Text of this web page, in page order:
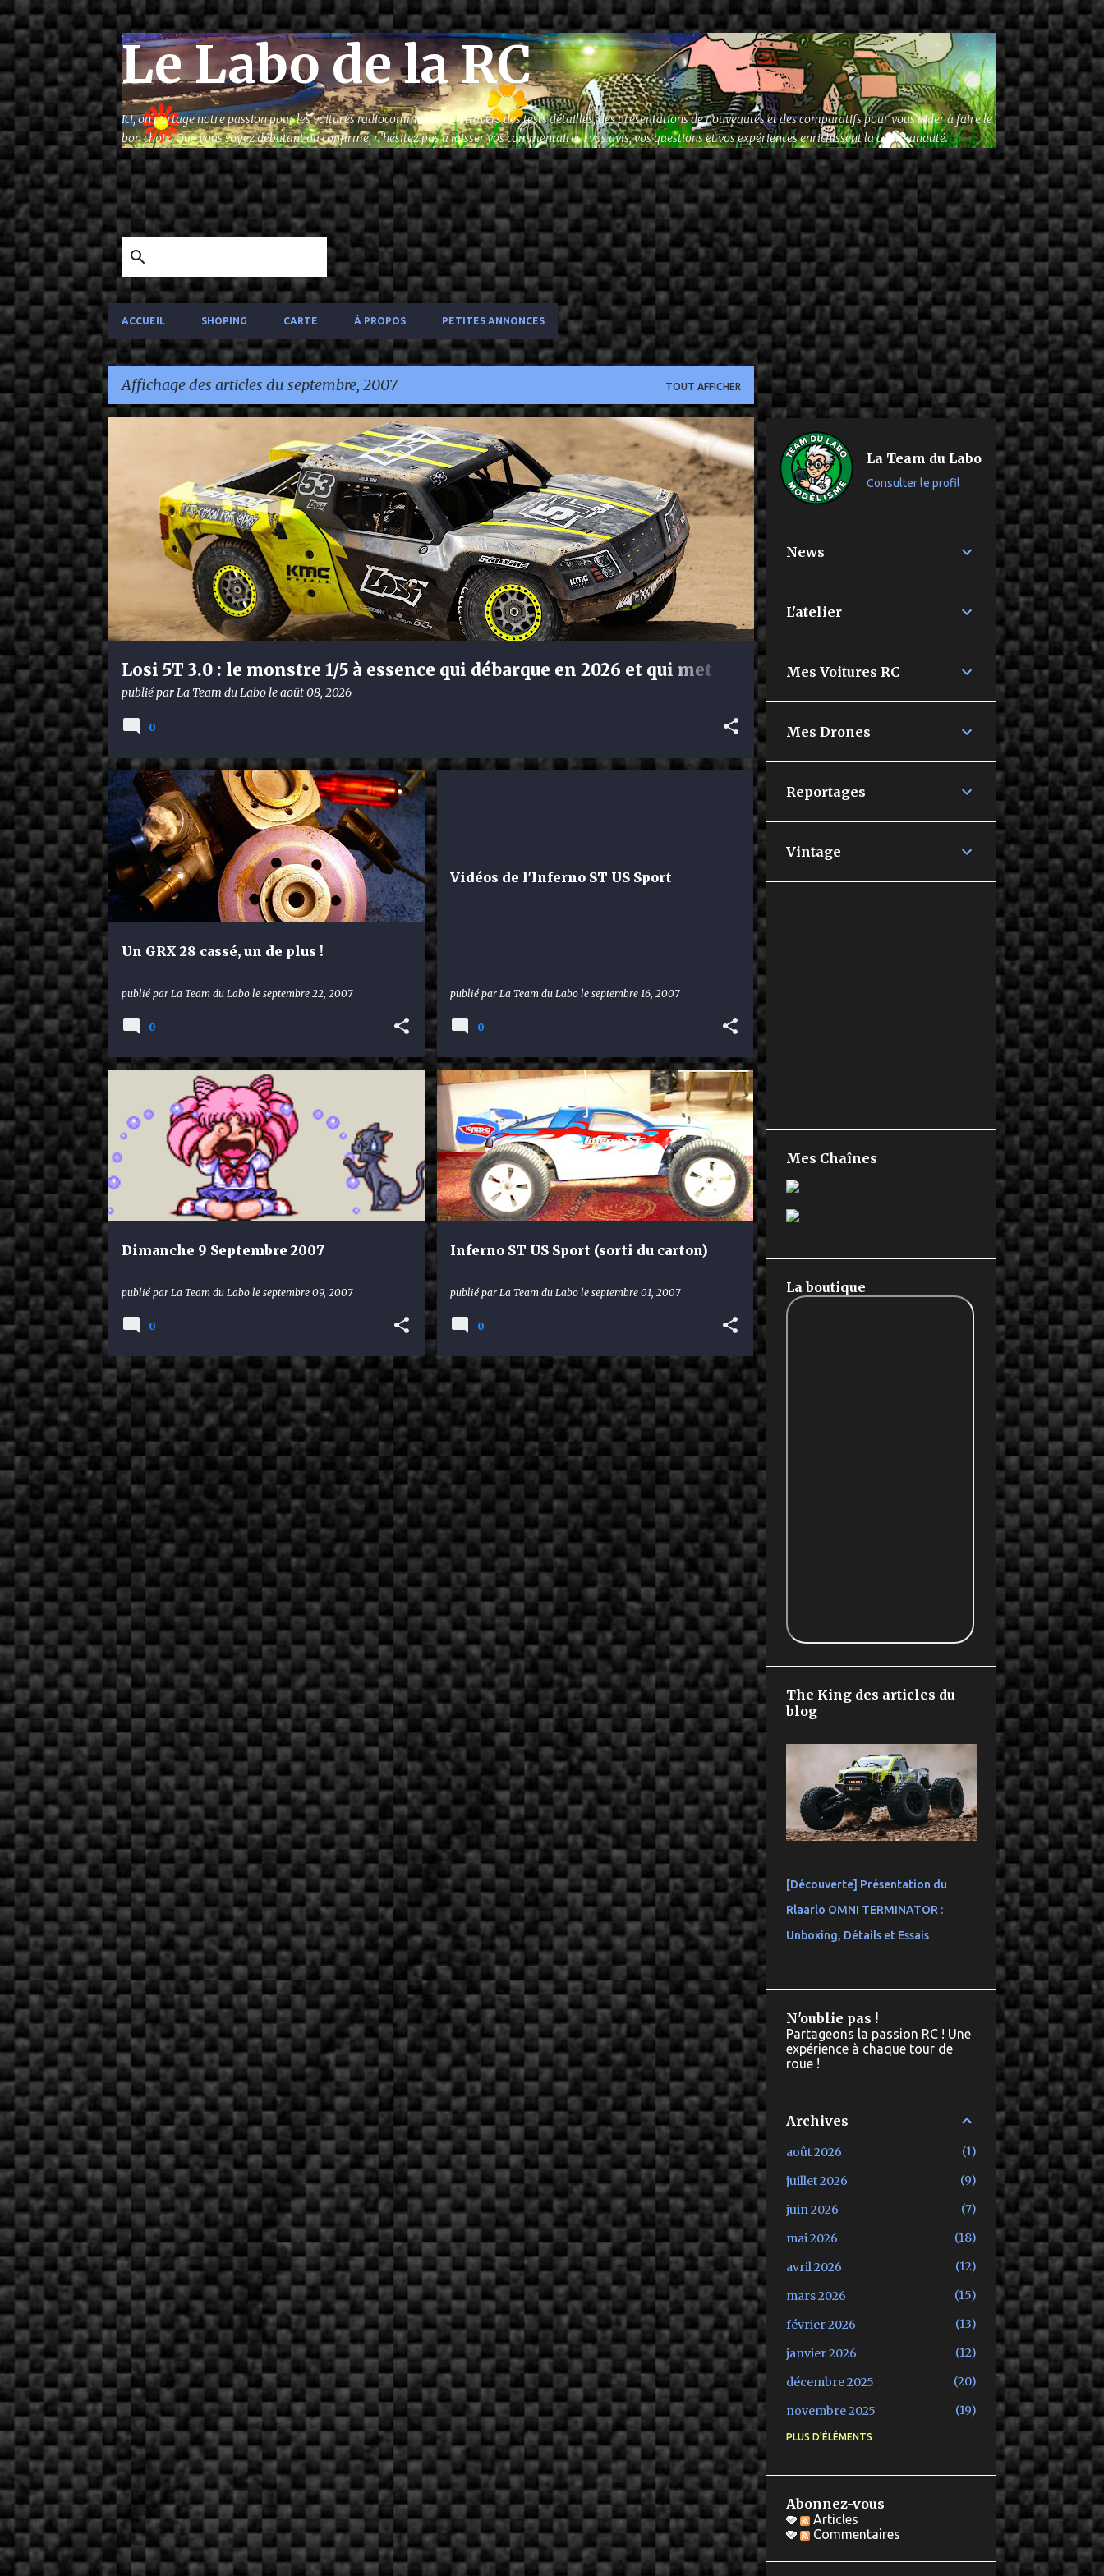
Accéder au contenu principal
Le Labo de la RC
Ici, on partage notre passion pour les voitures radiocommandées à travers des tests détaillés, des présentations de nouveautés et des comparatifs pour vous aider à faire le
bon choix. Que vous soyez débutant ou confirmé, n’hésitez pas à laisser vos commentaires : vos avis, vos questions et vos expériences enrichissent la communauté.
ACCUEIL SHOPING CARTE À PROPOS PETITES ANNONCES
Affichage des articles du septembre, 2007 TOUT AFFICHER
A
r
t
i
c
l
e
s
Losi 5T 3.0 : le monstre 1/5 à essence qui débarque en 2026 et qui met
tout le monde d’accord !
publié parLa Team du Laboleaoût 08, 2026
0
Un GRX 28 cassé, un de plus !
publié par La Team du Labo le septembre 22, 2007
KYOSHO INFERNO ST US SPORT
0
Vidéos de l'Inferno ST US Sport
publié par La Team du Labo le septembre 16, 2007
0
Dimanche 9 Septembre 2007
publié par La Team du Labo le septembre 09, 2007
KYOSHO INFERNO ST US SPORT
0
Inferno ST US Sport (sorti du carton)
publié par La Team du Labo le septembre 01, 2007
0
La Team du Labo
Consulter le profil
News
L'atelier
Mes Voitures RC
Mes Drones
Reportages
Vintage
Mes Chaînes
La boutique
The King des articles du
blog
[Découverte] Présentation du
Rlaarlo OMNI TERMINATOR :
Unboxing, Détails et Essais
N'oublie pas !
Partageons la passion RC ! Une
expérience à chaque tour de
roue !
Archives
août 2026
1
juillet 2026
9
juin 2026
7
mai 2026
18
avril 2026
12
mars 2026
15
février 2026
13
janvier 2026
12
décembre 2025
20
novembre 2025
19
octobre 2025
août 2025
juillet 2025
PLUS D'ÉLÉMENTS
Abonnez-vous
Articles
Commentaires